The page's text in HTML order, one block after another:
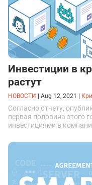
Инвестиции в
растут
НОВОСТИ Aug 12, 2021
Согласно отчету,
первая половина этого
инвестициями в